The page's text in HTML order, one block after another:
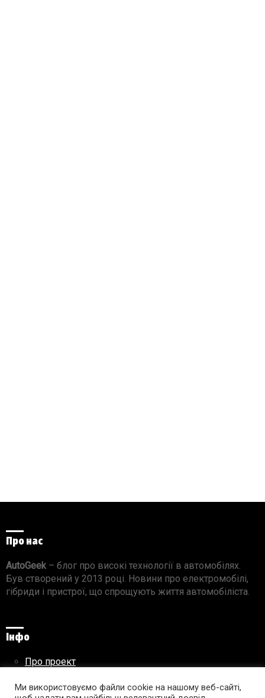
Про нас
AutoGeek – блог про високі технології в автомобілях.
Був створений у 2013 році. Новини про електромобілі,
гібриди і пристрої, що спрощують життя автомобіліста.
Інфо
Про проект
Правила використання матеріалів
Ми використовуємо файли cookie на нашому веб-сайті,